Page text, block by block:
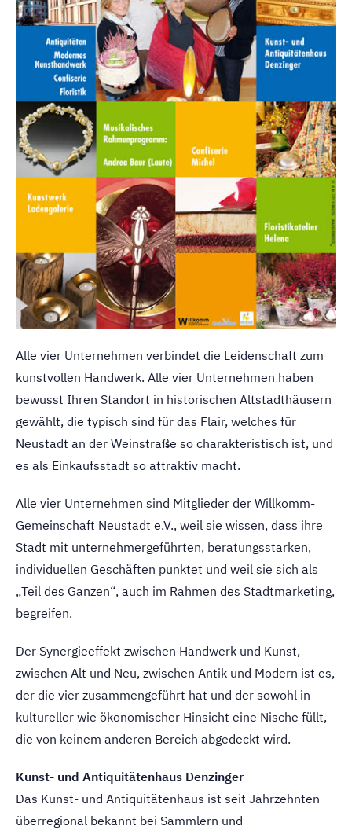
Alle vier Unternehmen verbindet die Leidenschaft zum
kunstvollen Handwerk. Alle vier Unternehmen haben
bewusst Ihren Standort in historischen Altstadthäusern
gewählt, die typisch sind für das Flair, welches für
Neustadt an der Weinstraße so charakteristisch ist, und
es als Einkaufsstadt so attraktiv macht.
Alle vier Unternehmen sind Mitglieder der Willkomm-
Gemeinschaft Neustadt e.V., weil sie wissen, dass ihre
Stadt mit unternehmergeführten, beratungsstarken,
individuellen Geschäften punktet und weil sie sich als
„Teil des Ganzen“, auch im Rahmen des Stadtmarketing,
begreifen.
Der Synergieeffekt zwischen Handwerk und Kunst,
zwischen Alt und Neu, zwischen Antik und Modern ist es,
der die vier zusammengeführt hat und der sowohl in
kultureller wie ökonomischer Hinsicht eine Nische füllt,
die von keinem anderen Bereich abgedeckt wird.
Kunst- und Antiquitätenhaus Denzinger
Das Kunst- und Antiquitätenhaus ist seit Jahrzehnten
überregional bekannt bei Sammlern und